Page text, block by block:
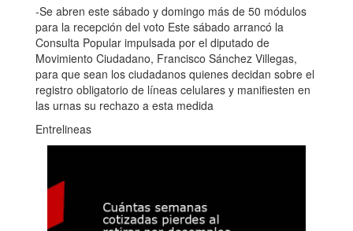
-Se abren este sábado y domingo más de 50 módulos
para la recepción del voto Este sábado arrancó la
Consulta Popular impulsada por el diputado de
Movimiento Ciudadano, Francisco Sánchez Villegas,
para que sean los ciudadanos quienes decidan sobre el
registro obligatorio de líneas celulares y manifiesten en
las urnas su rechazo a esta medida
Entrelineas